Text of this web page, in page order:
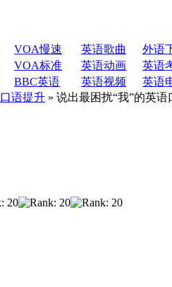
VOA慢速 英语歌曲
外语
VOA标准 英语动画
英语
BBC英语 英语视频
英语
口语提升 » 说出最困扰“我”的英语